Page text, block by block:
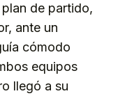
de partido,
ante un
cómodo
equipos
llegó a su